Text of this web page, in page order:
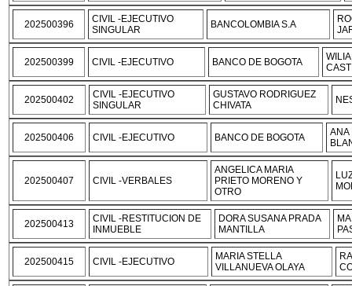
202500396
CIVIL -EJECUTIVO
SINGULAR
BANCOLOMBIA S.A
202500399 CIVIL -EJECUTIVO BANCO DE BOGOTA
202500402
CIVIL -EJECUTIVO
SINGULAR
GUSTAVO RODRIGUEZ
CHIVATA
202500406 CIVIL -EJECUTIVO BANCO DE BOGOTA
ANA
202500407 CIVIL -VERBALES
ANGELICA MARIA
PRIETO MORENO Y
OTRO
202500413
CIVIL -RESTITUCION DE
INMUEBLE
DORA SUSANA PRADA
MANTILLA
202500415 CIVIL -EJECUTIVO
MARIA STELLA
VILLANUEVA OLAYA